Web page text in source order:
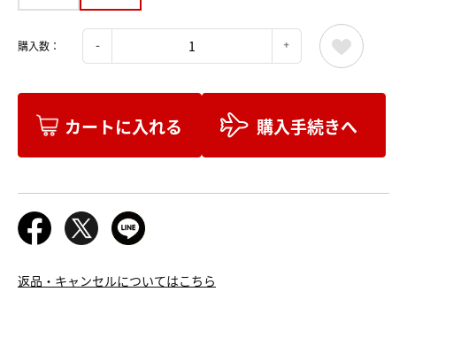
購入数：
カートに入れる 購入手続きへ
返品・キャンセルについてはこちら